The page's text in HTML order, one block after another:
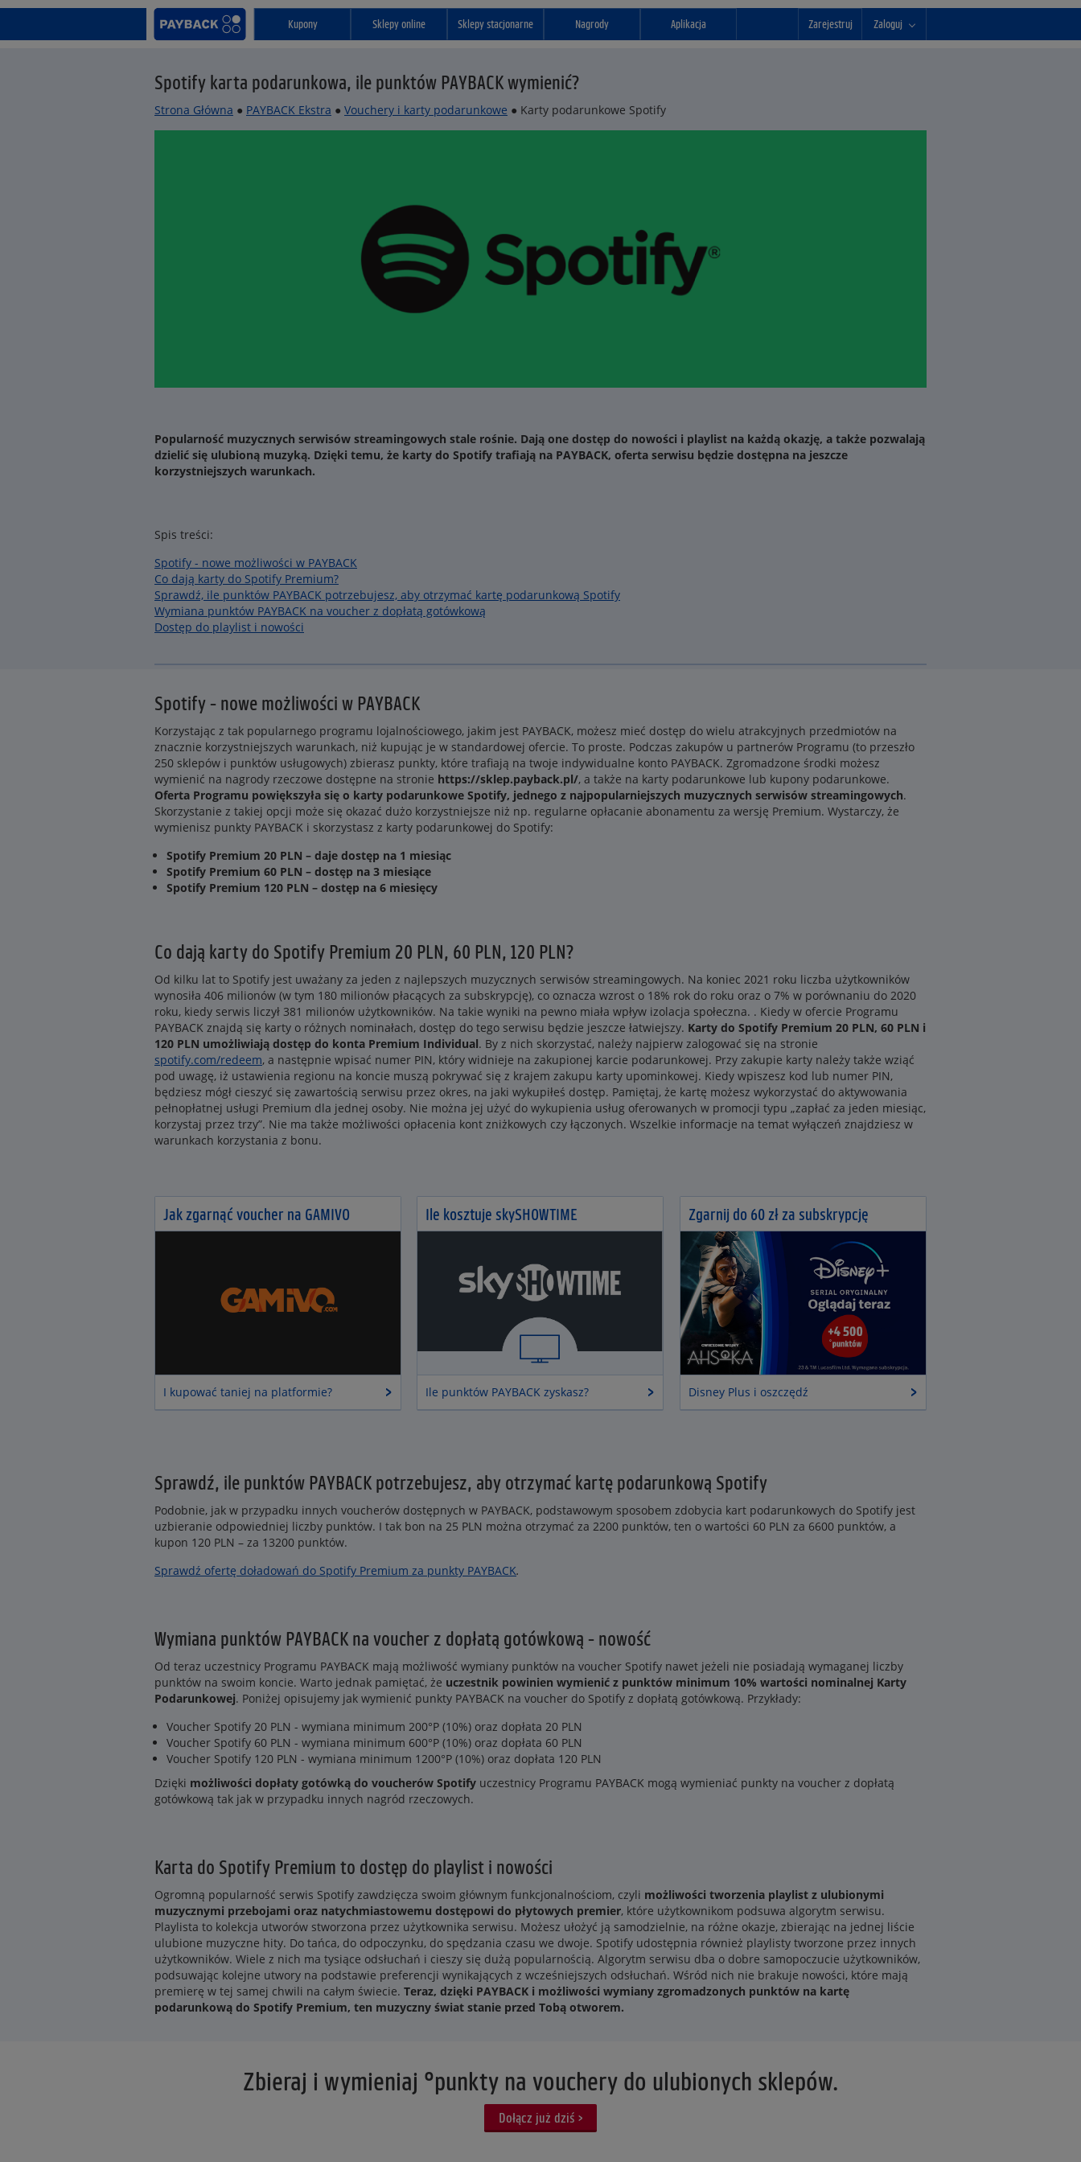
Kupony Sklepy online Sklepy stacjonarne Nagrody Aplikacja Zarejestruj Zaloguj
Spotify karta podarunkowa, ile punktów PAYBACK wymienić?
Strona Główna ● PAYBACK Ekstra ● Vouchery i karty podarunkowe ● Karty podarunkowe Spotify
Popularność muzycznych serwisów streamingowych stale rośnie. Dają one dostęp do nowości i playlist na każdą okazję, a także pozwalają
dzielić się ulubioną muzyką. Dzięki temu, że karty do Spotify trafiają na PAYBACK, oferta serwisu będzie dostępna na jeszcze
korzystniejszych warunkach.
Spis treści:
Spotify - nowe możliwości w PAYBACK
Co dają karty do Spotify Premium?
Sprawdź, ile punktów PAYBACK potrzebujesz, aby otrzymać kartę podarunkową Spotify
Wymiana punktów PAYBACK na voucher z dopłatą gotówkową
Dostęp do playlist i nowości
Spotify - nowe możliwości w PAYBACK
Korzystając z tak popularnego programu lojalnościowego, jakim jest PAYBACK, możesz mieć dostęp do wielu atrakcyjnych przedmiotów na
znacznie korzystniejszych warunkach, niż kupując je w standardowej ofercie. To proste. Podczas zakupów u partnerów Programu (to przeszło
250 sklepów i punktów usługowych) zbierasz punkty, które trafiają na twoje indywidualne konto PAYBACK. Zgromadzone środki możesz
wymienić na nagrody rzeczowe dostępne na stronie https://sklep.payback.pl/, a także na karty podarunkowe lub kupony podarunkowe.
Oferta Programu powiększyła się o karty podarunkowe Spotify, jednego z najpopularniejszych muzycznych serwisów streamingowych.
Skorzystanie z takiej opcji może się okazać dużo korzystniejsze niż np. regularne opłacanie abonamentu za wersję Premium. Wystarczy, że
wymienisz punkty PAYBACK i skorzystasz z karty podarunkowej do Spotify:
Spotify Premium 20 PLN – daje dostęp na 1 miesiąc
Spotify Premium 60 PLN – dostęp na 3 miesiące
Spotify Premium 120 PLN – dostęp na 6 miesięcy
Co dają karty do Spotify Premium 20 PLN, 60 PLN, 120 PLN?
Od kilku lat to Spotify jest uważany za jeden z najlepszych muzycznych serwisów streamingowych. Na koniec 2021 roku liczba użytkowników
wynosiła 406 milionów (w tym 180 milionów płacących za subskrypcję), co oznacza wzrost o 18% rok do roku oraz o 7% w porównaniu do 2020
roku, kiedy serwis liczył 381 milionów użytkowników. Na takie wyniki na pewno miała wpływ izolacja społeczna. . Kiedy w ofercie Programu
PAYBACK znajdą się karty o różnych nominałach, dostęp do tego serwisu będzie jeszcze łatwiejszy. Karty do Spotify Premium 20 PLN, 60 PLN i
120 PLN umożliwiają dostęp do konta Premium Individual. By z nich skorzystać, należy najpierw zalogować się na stronie
spotify.com/redeem, a następnie wpisać numer PIN, który widnieje na zakupionej karcie podarunkowej. Przy zakupie karty należy także wziąć
pod uwagę, iż ustawienia regionu na koncie muszą pokrywać się z krajem zakupu karty upominkowej. Kiedy wpiszesz kod lub numer PIN,
będziesz mógł cieszyć się zawartością serwisu przez okres, na jaki wykupiłeś dostęp. Pamiętaj, że kartę możesz wykorzystać do aktywowania
pełnopłatnej usługi Premium dla jednej osoby. Nie można jej użyć do wykupienia usług oferowanych w promocji typu „zapłać za jeden miesiąc,
korzystaj przez trzy”. Nie ma także możliwości opłacenia kont zniżkowych czy łączonych. Wszelkie informacje na temat wyłączeń znajdziesz w
warunkach korzystania z bonu.
Jak zgarnąć voucher na GAMIVO
I kupować taniej na platformie?
Ile kosztuje skySHOWTIME
Ile punktów PAYBACK zyskasz?
Zgarnij do 60 zł za subskrypcję
Disney Plus i oszczędź
Sprawdź, ile punktów PAYBACK potrzebujesz, aby otrzymać kartę podarunkową Spotify
Podobnie, jak w przypadku innych voucherów dostępnych w PAYBACK, podstawowym sposobem zdobycia kart podarunkowych do Spotify jest
uzbieranie odpowiedniej liczby punktów. I tak bon na 25 PLN można otrzymać za 2200 punktów, ten o wartości 60 PLN za 6600 punktów, a
kupon 120 PLN – za 13200 punktów.
Sprawdź ofertę doładowań do Spotify Premium za punkty PAYBACK.
Wymiana punktów PAYBACK na voucher z dopłatą gotówkową - nowość
Od teraz uczestnicy Programu PAYBACK mają możliwość wymiany punktów na voucher Spotify nawet jeżeli nie posiadają wymaganej liczby
punktów na swoim koncie. Warto jednak pamiętać, że uczestnik powinien wymienić z punktów minimum 10% wartości nominalnej Karty
Podarunkowej. Poniżej opisujemy jak wymienić punkty PAYBACK na voucher do Spotify z dopłatą gotówkową. Przykłady:
Voucher Spotify 20 PLN - wymiana minimum 200°P (10%) oraz dopłata 20 PLN
Voucher Spotify 60 PLN - wymiana minimum 600°P (10%) oraz dopłata 60 PLN
Voucher Spotify 120 PLN - wymiana minimum 1200°P (10%) oraz dopłata 120 PLN
Dzięki możliwości dopłaty gotówką do voucherów Spotify uczestnicy Programu PAYBACK mogą wymieniać punkty na voucher z dopłatą
gotówkową tak jak w przypadku innych nagród rzeczowych.
Karta do Spotify Premium to dostęp do playlist i nowości
Ogromną popularność serwis Spotify zawdzięcza swoim głównym funkcjonalnościom, czyli możliwości tworzenia playlist z ulubionymi
muzycznymi przebojami oraz natychmiastowemu dostępowi do płytowych premier, które użytkownikom podsuwa algorytm serwisu.
Playlista to kolekcja utworów stworzona przez użytkownika serwisu. Możesz ułożyć ją samodzielnie, na różne okazje, zbierając na jednej liście
ulubione muzyczne hity. Do tańca, do odpoczynku, do spędzania czasu we dwoje. Spotify udostępnia również playlisty tworzone przez innych
użytkowników. Wiele z nich ma tysiące odsłuchań i cieszy się dużą popularnością. Algorytm serwisu dba o dobre samopoczucie użytkowników,
podsuwając kolejne utwory na podstawie preferencji wynikających z wcześniejszych odsłuchań. Wśród nich nie brakuje nowości, które mają
premierę w tej samej chwili na całym świecie. Teraz, dzięki PAYBACK i możliwości wymiany zgromadzonych punktów na kartę
podarunkową do Spotify Premium, ten muzyczny świat stanie przed Tobą otworem.
Zbieraj i wymieniaj °punkty na vouchery do ulubionych sklepów.
Dołącz już dziś >